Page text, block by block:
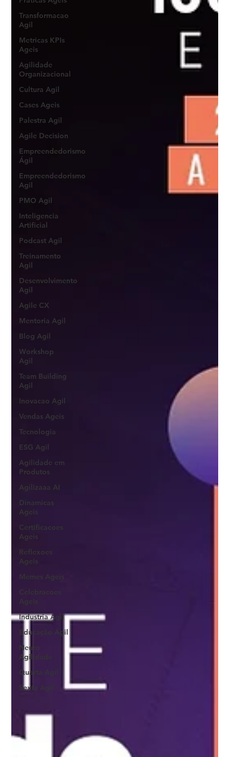
Transformacao
Agil
Metricas KPIs
Ageis
Agilidade
Organizacional
Cultura Agil
Cases Ageis
Palestra Agil
Agile Decision
Empreendedorismo
Ágil
Empreendedorismo
Agil
PMO Agil
Inteligencia
Artificial
Podcast Agil
Treinamento
Agil
Desenvolvimento
Agil
Agile CX
Mentoria Agil
Blog Agil
Workshop
Agil
Team Building
Agil
Inovacao Agil
Vendas Ageis
Tecnologia
ESG Agil
Agilidade em
Produtos
Agilizaaa AI
Dinamicas
Ageis
Certificacoes
Ageis
Reflexoes
Ageis
Memes Ageis
Celebracoes
Ageis
Industria Agil
Educação Ágil
Neuro
Agilidade
Quarta Agil
Sexta Agil